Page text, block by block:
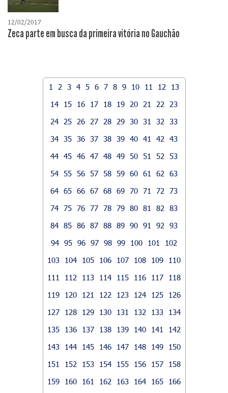
12/02/2017
Zeca parte em busca da primeira vitória no Gauchão
1 2 3 4 5 6 7 8 9 10 11 12
13
14
15 16 17 18 19 20 21 22
23
24
25 26 27 28 29 30 31 32
33
34 35 36 37 38 39 40 41 42
43
44 45 46 47 48 49 50 51 52
53
54 55 56 57 58 59 60 61 62
63
64 65 66 67 68 69 70 71 72
73
74 75 76 77 78 79 80 81 82
83
84 85 86 87 88 89 90 91 92
93
94 95 96 97 98 99 100 101
102
103
104 105 106 107 108 109
110
111
112 113 114 115 116 117
118
119
120 121 122 123 124 125
126
127
128 129 130 131 132 133
134
135
136 137 138 139 140 141
142
143
144 145 146 147 148 149
150
151
152 153 154 155 156 157
158
159
160 161 162 163 164 165
166